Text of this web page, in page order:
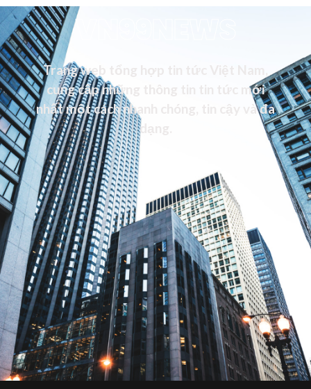
VN99NEWS
Trang web tổng hợp tin tức Việt Nam,
cung cấp những thông tin tin tức mới
nhất một cách nhanh chóng, tin cậy và đa
dạng.